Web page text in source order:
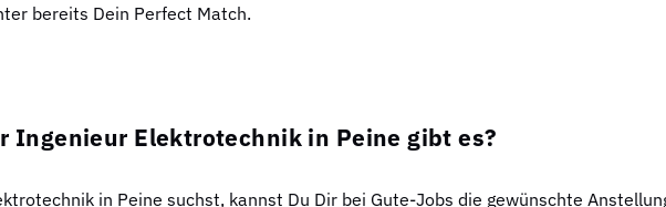
bereits Dein Perfect Match.
Ingenieur Elektrotechnik in Peine gibt es?
in Peine suchst, kannst Du Dir bei Gute-Jobs die gewünschte